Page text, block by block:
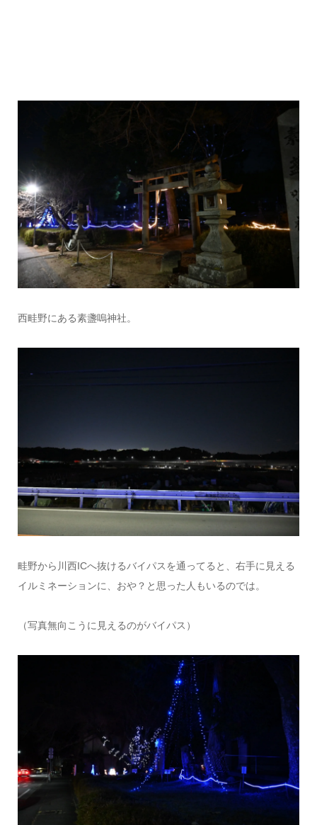
西畦野にある素盞嗚神社。
畦野から川西ICへ抜けるバイパスを通ってると、右手に見える
イルミネーションに、おや？と思った人もいるのでは。
（写真無向こうに見えるのがバイパス）